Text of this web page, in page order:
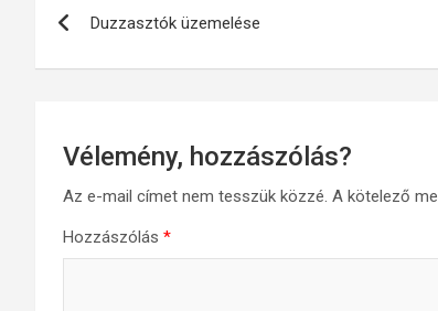
navigáció
Duzzasztók üzemelése
Vélemény, hozzászólás?
Az e-mail címet nem tesszük közzé. A kötelező
Hozzászólás *